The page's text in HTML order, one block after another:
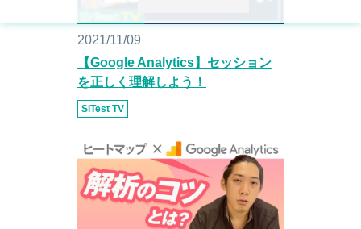
2021/11/09
【Google Analytics】セッション
を正しく理解しよう！
SiTest TV